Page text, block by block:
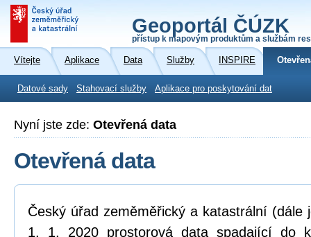
Geoportál ČÚZK
přístup k mapovým produktům a službám
Vítejte Aplikace Data Služby INSPIRE
Datové sady Stahovací služby Aplikace pro poskytování dat
Nyní jste zde: Otevřená data
Otevřená data
Český úřad zeměměřický a katastrální (dále
1. 1. 2020 prostorová data spadající do